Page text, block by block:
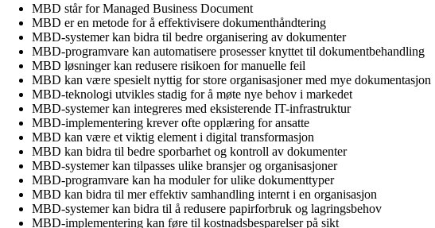
MBD står for Managed Business Document
MBD er en metode for å effektivisere dokumenthåndtering
MBD-systemer kan bidra til bedre organisering av dokumenter
MBD-programvare kan automatisere prosesser knyttet til dokumentbehandling
MBD løsninger kan redusere risikoen for manuelle feil
MBD kan være spesielt nyttig for store organisasjoner med mye dokumentasjon
MBD-teknologi utvikles stadig for å møte nye behov i markedet
MBD-systemer kan integreres med eksisterende IT-infrastruktur
MBD-implementering krever ofte opplæring for ansatte
MBD kan være et viktig element i digital transformasjon
MBD kan bidra til bedre sporbarhet og kontroll av dokumenter
MBD-systemer kan tilpasses ulike bransjer og organisasjoner
MBD-programvare kan ha moduler for ulike dokumenttyper
MBD kan bidra til mer effektiv samhandling internt i en organisasjon
MBD-systemer kan bidra til å redusere papirforbruk og lagringsbehov
MBD-implementering kan føre til kostnadsbesparelser på sikt